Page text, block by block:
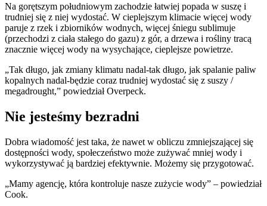
Na gorętszym południowym zachodzie łatwiej popada w suszę i
trudniej się z niej wydostać. W cieplejszym klimacie więcej wody
paruje z rzek i zbiorników wodnych, więcej śniegu sublimuje
(przechodzi z ciała stałego do gazu) z gór, a drzewa i rośliny tracą
znacznie więcej wody na wysychające, cieplejsze powietrze.
„Tak długo, jak zmiany klimatu nadal-tak długo, jak spalanie paliw
kopalnych nadal-będzie coraz trudniej wydostać się z suszy /
megadrought,” powiedział Overpeck.
Nie jesteśmy bezradni
Dobra wiadomość jest taka, że nawet w obliczu zmniejszającej się
dostępności wody, społeczeństwo może zużywać mniej wody i
wykorzystywać ją bardziej efektywnie. Możemy się przygotować.
„Mamy agencję, która kontroluje nasze zużycie wody” – powiedział
Cook.